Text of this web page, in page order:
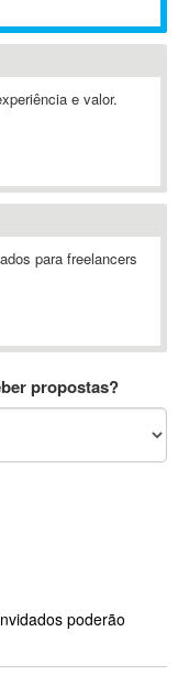
e valor.
para freelancers
propostas?
poderão